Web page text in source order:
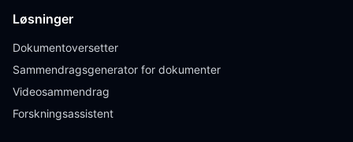
Løsninger
Dokumentoversetter
Sammendragsgenerator for dokumenter
Videosammendrag
Forskningsassistent